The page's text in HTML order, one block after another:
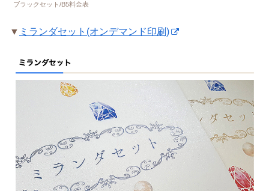
ブラックセット/B5料金表
▼ ミランダセット(オンデマンド印刷)